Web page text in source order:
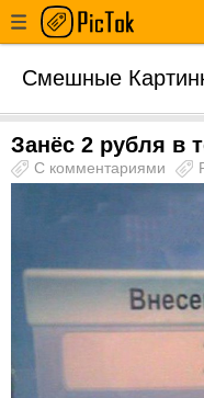
Смешные
Занёс 2 рубля в
С комментариями